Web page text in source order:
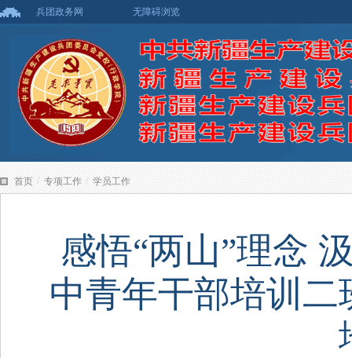
兵团政务网 无障碍浏览
首页 / 专项工作 / 学员工作
感悟“两山”理念
中青年干部培训